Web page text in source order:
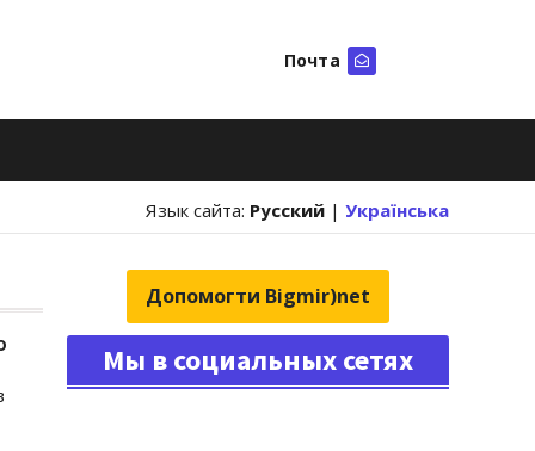
Почта
Язык сайта: Русский | Українська
Допомогти Bigmir)net
Мы в социальных сетях